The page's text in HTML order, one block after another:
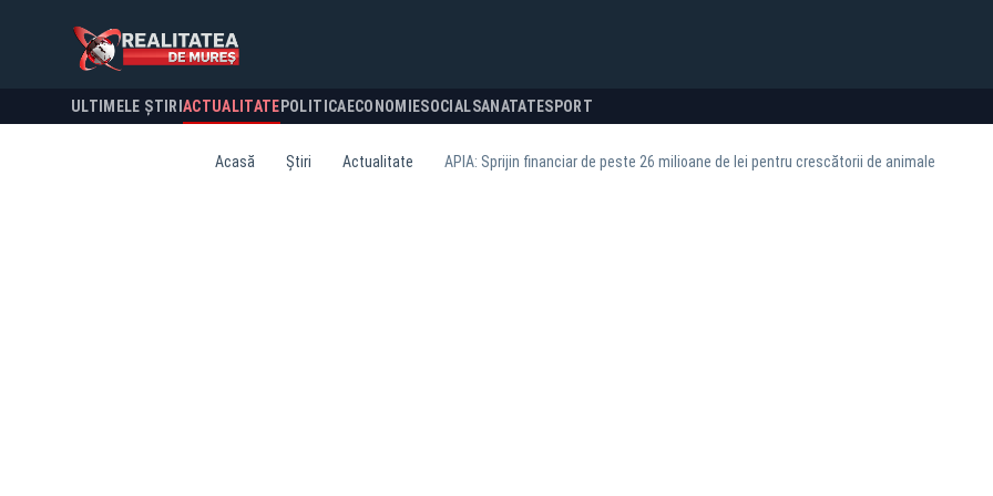
ULTIMELE ȘTIRI ACTUALITATE POLITICA ECONOMIESOCIALSANATATESPORT
Acasă Știri Actualitate APIA: Sprijin financiar de peste 26 milioane de lei pentru crescătorii de animale